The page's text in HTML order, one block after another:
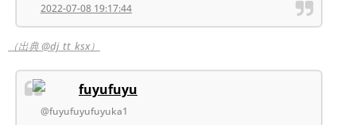
2022-07-08 19:17:44
（出典 @dj_tt_ksx）
fuyufuyu
@fuyufuyufuyuka1